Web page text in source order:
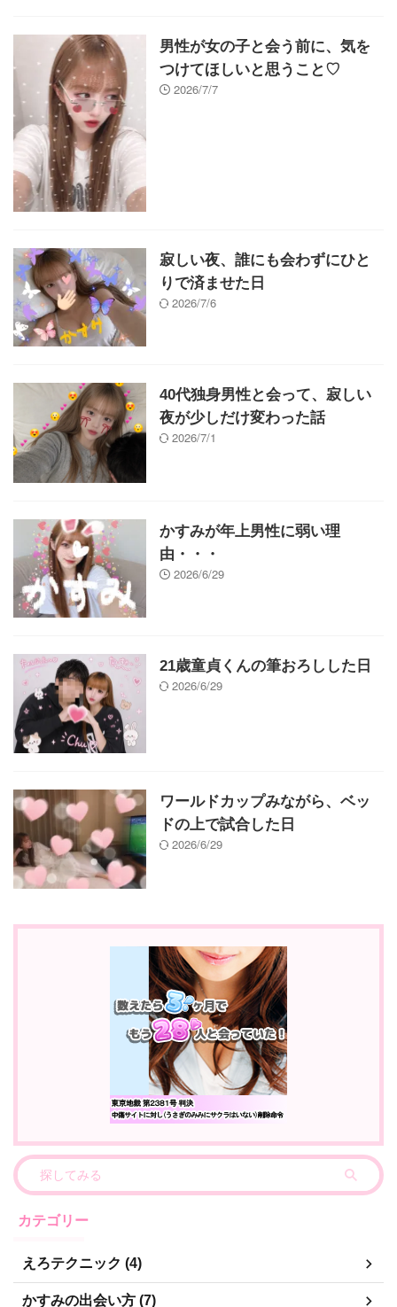
男性が女の子と会う前に、気を
つけてほしいと思うこと♡
2026/7/7
寂しい夜、誰にも会わずにひと
りで済ませた日
2026/7/6
40代独身男性と会って、寂しい
夜が少しだけ変わった話
2026/7/1
かすみが年上男性に弱い理
由・・・
2026/6/29
21歳童貞くんの筆おろしした日
2026/6/29
ワールドカップみながら、ベッ
ドの上で試合した日
2026/6/29
カテゴリー
えろテクニック (4)
かすみの出会い方 (7)